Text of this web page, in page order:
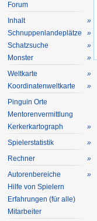
Forum
Inhalt
»
Schnuppenlandeplätze
»
Schatzsuche
»
Monster
»
Weltkarte
»
Koordinatenweltkarte
»
Pinguin Orte
Mentorenvermittlung
Kerkerkartograph
»
Spielerstatistik
»
Rechner
»
Autorenbereiche
»
Hilfe von Spielern
Erfahrungen (für alle)
Mitarbeiter